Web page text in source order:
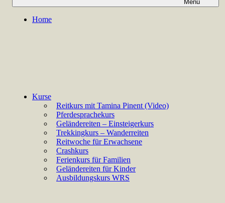
Menü
Home
Kurse
Reitkurs mit Tamina Pinent (Video)
Pferdesprachekurs
Geländereiten – Einsteigerkurs
Trekkingkurs – Wanderreiten
Reitwoche für Erwachsene
Crashkurs
Ferienkurs für Familien
Geländereiten für Kinder
Ausbildungskurs WRS